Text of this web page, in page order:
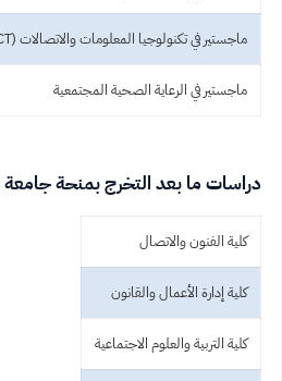
ماجستير في تكنولوجيا المعلومات والاتصالات (ICT) في التعليم من أجل التنمية المستدامة
ماجستير في الرعاية الصحية المجتمعية
دراسات ما بعد التخرج بمنحة
كلية الفنون والاتصال
كلية إدارة الأعمال والقانون
كلية التربية والعلوم الاجتماعية